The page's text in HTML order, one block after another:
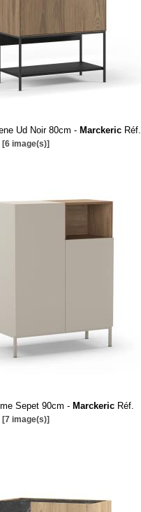
Ud Noir 80cm - Marckeric Réf.
[6 image(s)]
Sepet 90cm - Marckeric Réf.
[7 image(s)]